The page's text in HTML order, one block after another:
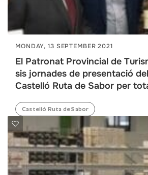
MONDAY, 13 SEPTEMBER 2021
El Patronat Provincial de
sis jornades de presentació
Castelló Ruta de Sabor per
Castelló Ruta de Sabor